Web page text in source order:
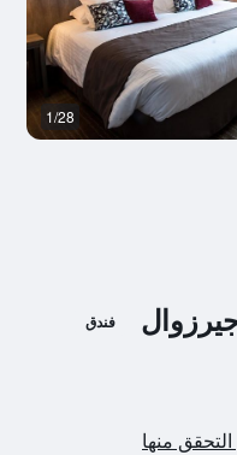
فندق
1/28